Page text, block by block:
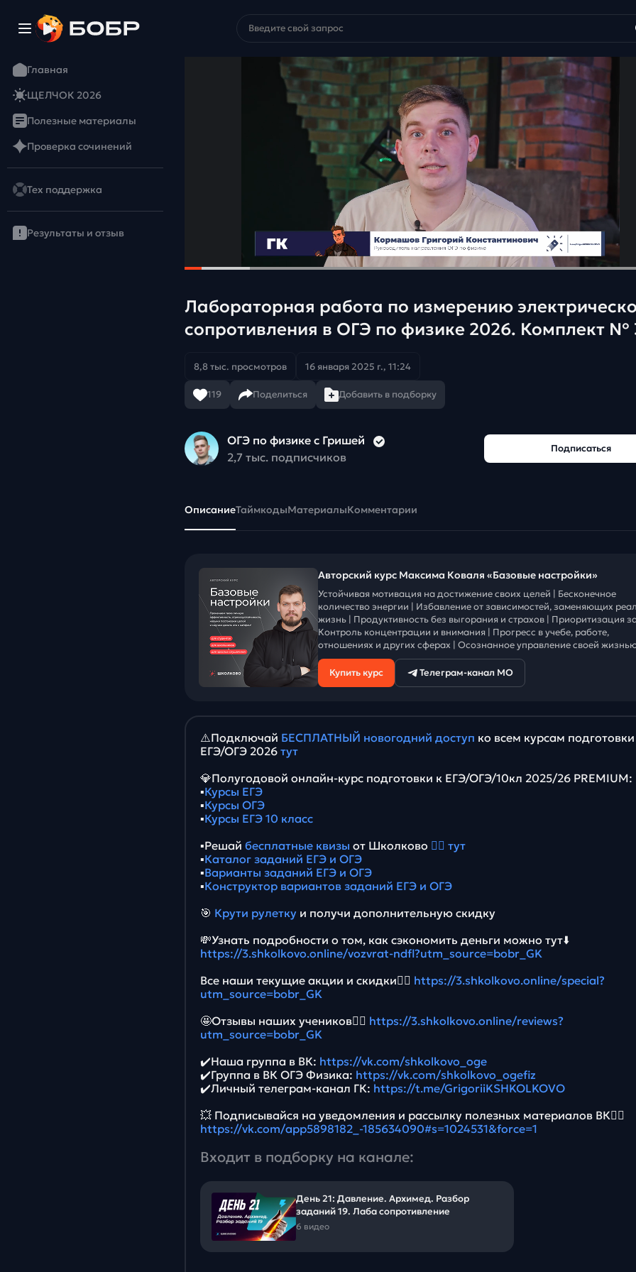
Главная
ЩЕЛЧОК 2026
Полезные материалы
Проверка сочинений
Тех поддержка
Результаты и отзыв
Лабораторная работа по измерению
сопротивления в ОГЭ по физике 2026. Комплект №
8,8 тыс. просмотров 16 января 2025 г., 11:24
119 Поделиться Добавить в подборку
ОГЭ по физике с Гришей
2,7 тыс. подписчиков
Подписаться
ОписаниеТаймкодыМатериалыКомментарии
Авторский курс Максима Коваля «Базовые настройки»
Устойчивая мотивация на достижение своих целей | Бесконечное
количество энергии | Избавление от зависимостей, заменяющих
жизнь | Продуктивность без выгорания и страхов | Приоритизация
Контроль концентрации и внимания | Прогресс в учебе, работе,
отношениях и других сферах | Осознанное управление своей
Купить курс Телеграм-канал МО
⚠️Подключай БЕСПЛАТНЫЙ новогодний доступ ко всем курсам
ЕГЭ/ОГЭ 2026 тут
💎Полугодовой онлайн-курс подготовки к ЕГЭ/ОГЭ/10кл 2025/26 PREMIUM:
▪️Курсы ЕГЭ
▪️Курсы ОГЭ
▪️Курсы ЕГЭ 10 класс
▪️Решай бесплатные квизы от Школково 👉🏻 тут
▪️Каталог заданий ЕГЭ и ОГЭ
▪️Варианты заданий ЕГЭ и ОГЭ
▪️Конструктор вариантов заданий ЕГЭ и ОГЭ
🎯 Крути рулетку и получи дополнительную скидку
💸Узнать подробности о том, как сэкономить деньги можно тут⬇️
https://3.shkolkovo.online/vozvrat-ndfl?utm_source=bobr_GK
Все наши текущие акции и скидки👉🏻 https://3.shkolkovo.online/special?
utm_source=bobr_GK
🤩Отзывы наших учеников👉🏻 https://3.shkolkovo.online/reviews?
utm_source=bobr_GK
✔️Наша группа в ВК: https://vk.com/shkolkovo_oge
✔️Группа в ВК ОГЭ Физика: https://vk.com/shkolkovo_ogefiz
✔️Личный телеграм-канал ГК: https://t.me/GrigoriiKSHKOLKOVO
💥 Подписывайся на уведомления и рассылку полезных материалов ВК👉🏻
https://vk.com/app5898182_-185634090#s=1024531&force=1
Входит в подборку на канале:
День 21: Давление. Архимед. Разбор
заданий 19. Лаба сопротивление
6 видео